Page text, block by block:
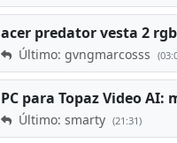
acer predator vesta 2
Último: gvngmarcosss
PC para Topaz Video
Último: smarty (21:31)